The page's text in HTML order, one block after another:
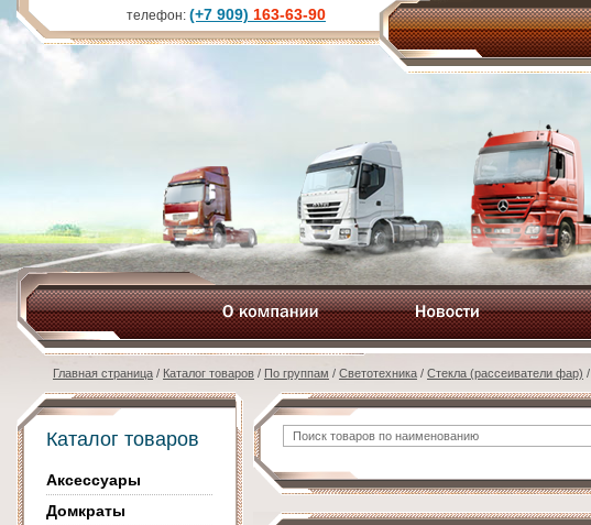
Главная страница / Каталог товаров / По группам / Светотехника / Стекла (рассеиватели фар) /
Каталог товаров
Аксессуары
Домкраты
телефон: (+7 909) 163-63-90